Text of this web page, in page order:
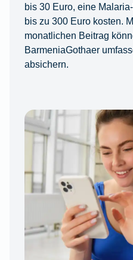
bis 30 Euro, eine
bis zu 300 Euro kosten.
monatlichen Beitrag
BarmeniaGothaer
absichern.